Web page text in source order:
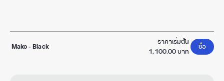
Mako-Black
ราคาเริ่มต้น
1,100.00 บาท
ซื้อ